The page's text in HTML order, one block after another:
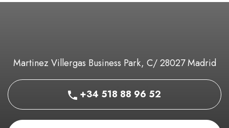
Martinez Villergas Business Park, C/ 28027 Madrid
+34 518 88 96 52